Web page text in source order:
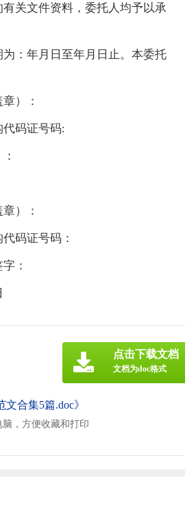
关文件资料，委托人均予以承
：年月日至年月日止。本委托
）：
码证号码:
）：
码证号码：
：
合集5篇.doc》
，方便收藏和打印
点击下载文档
文档为doc格式